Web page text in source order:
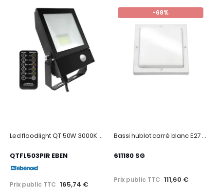
Led floodlight QT 50W 3000K noir PIR
QTFL503PIR EBEN
Prix public TTC 165,74 €
-68%
Bassi hublot carré blanc E27 classe I IP65
611180 SG
Prix public TTC 111,60 €